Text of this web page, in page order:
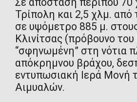
Τρίπολη και 2,5 χλμ.
σε υψόμετρο 885 μ.
Κλινίτσας (πρόβουνο
“σφηνωμένη” στη νότια
απόκρημνου βράχου,
εντυπωσιακή Ιερά Μονή
Αιμυαλών.